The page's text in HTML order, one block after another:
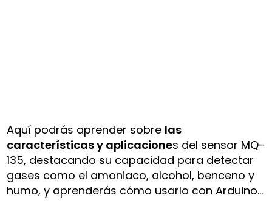
Aquí podrás aprender sobre las
características y aplicaciones del sensor MQ-
135, destacando su capacidad para detectar
gases como el amoniaco, alcohol, benceno y
humo, y aprenderás cómo usarlo con Arduino…